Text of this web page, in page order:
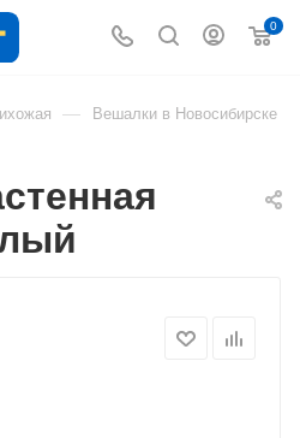
0
— Вешалки в Новосибирске